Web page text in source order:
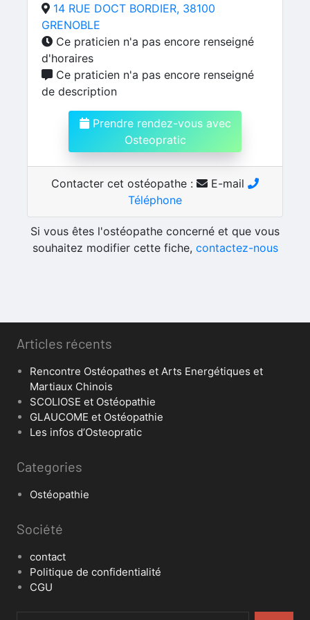
14 RUE DOCT BORDIER, 38100
GRENOBLE
Ce praticien n'a pas encore renseigné
d'horaires
Ce praticien n'a pas encore renseigné
de description
Prendre rendez-vous avec
Osteopratic
Contacter cet ostéopathe :
E-mail
Téléphone
Si vous êtes l'ostéopathe concerné et que vous
souhaitez modifier cette fiche, contactez-nous
Articles récents
Rencontre Ostéopathes et Arts Energétiques et
Martiaux Chinois
SCOLIOSE et Ostéopathie
GLAUCOME et Ostéopathie
Les infos d’Osteopratic
Categories
Ostéopathie
Société
contact
Politique de confidentialité
CGU